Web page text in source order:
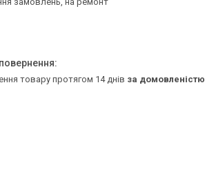
товару протягом 14 днів за домовленістю